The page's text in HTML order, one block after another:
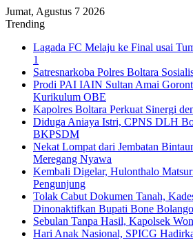
Jumat, Agustus 7 2026
Trending
Lagada FC Melaju ke Final usai
1
Satresnarkoba Polres Boltara
Prodi PAI IAIN Sultan Amai
Kurikulum OBE
Kapolres Boltara Perkuat Sinergi
Diduga Aniaya Istri, CPNS DLH
BKPSDM
Nekat Lompat dari Jembatan
Meregang Nyawa
Kembali Digelar, Hulonthalo
Pengunjung
Tolak Cabut Dokumen Tanah,
Dinonaktifkan Bupati Bone Bolango
Sebulan Tanpa Hasil, Kapolsek
Hari Anak Nasional, SPICG